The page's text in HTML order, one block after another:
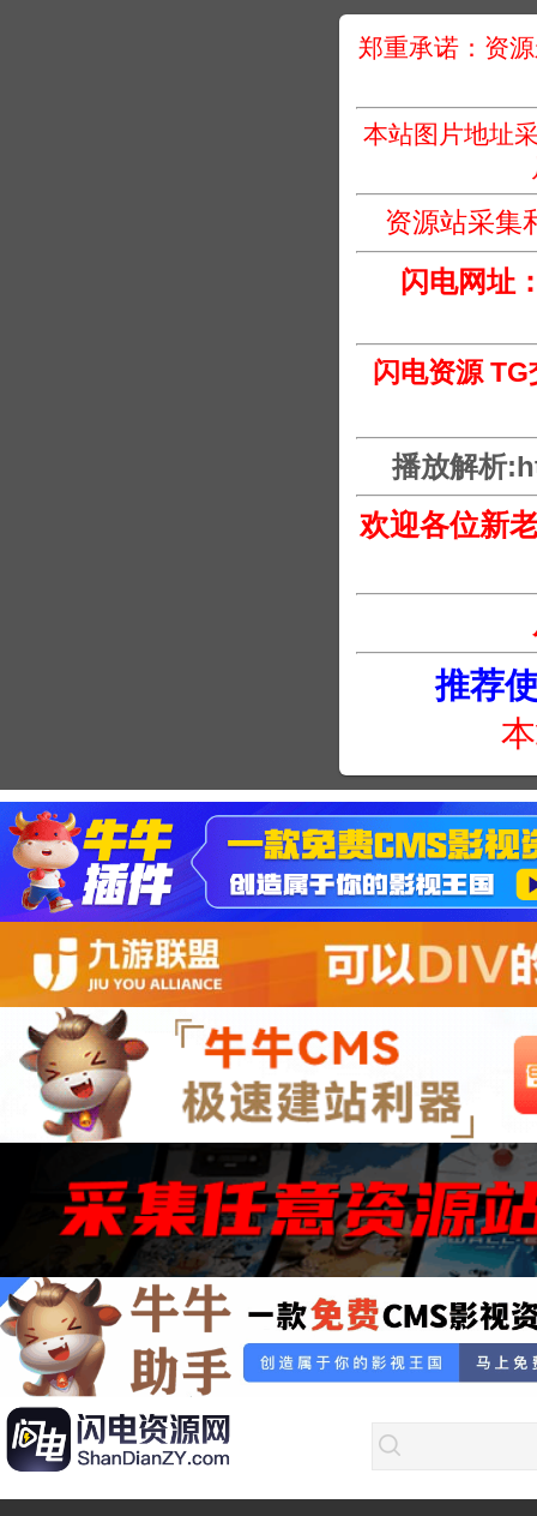
郑重承诺：资
本站图片地址
资源站采集
闪电网址
闪电资源 TG
播放解析
欢迎各位新
推荐